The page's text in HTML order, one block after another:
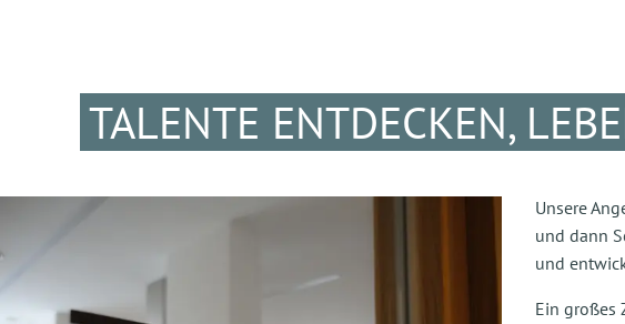
TALENTE ENTDECKEN,
Unsere
und dann
und
Ein großes